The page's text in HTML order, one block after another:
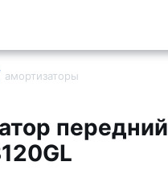
амортизаторы
передний